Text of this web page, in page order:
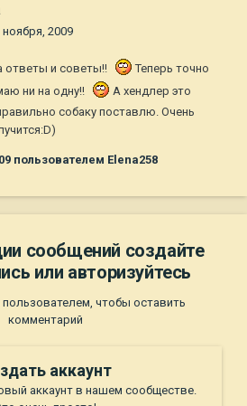
ноября, 2009
ответы и советы!!
Теперь точно
ни на одну!!
А хендлер это
собаку поставлю. Очень
пользователем Elena258
сообщений создайте
или авторизуйтесь
чтобы оставить
комментарий
аккаунт
аккаунт в нашем сообществе.